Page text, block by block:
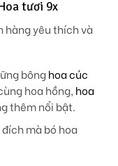
tươi 9x
hàng yêu thích và
bônghoa cúc
hoa hồng, hoa
thêm nổi bật.
mà bó hoa